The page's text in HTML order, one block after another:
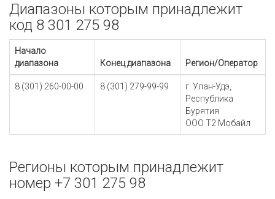
Диапазоны которым принадлежит
код 8 301 275 98
Начало
диапазона
Конец диапазона Регион/Оператор
8 (301) 260-00-00 8 (301) 279-99-99
г. Улан-Удэ,
Республика
Бурятия
ООО Т2 Мобайл
Регионы которым принадлежит
номер +7 301 275 98